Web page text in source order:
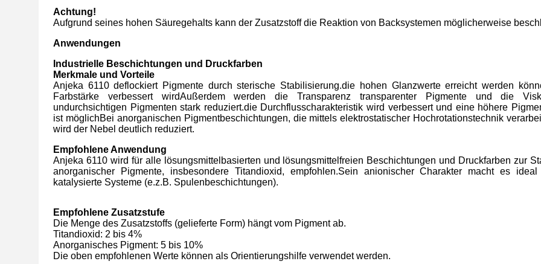
Achtung!
Aufgrund seines hohen Säuregehalts kann der Zusatzstoff die Reaktion von Backsystemen möglicherweise
Anwendungen
Industrielle Beschichtungen und Druckfarben
Merkmale und Vorteile
Anjeka 6110 deflockiert Pigmente durch sterische Stabilisierung.die hohen Glanzwerte erreicht werden
Farbstärke verbessert wirdAußerdem werden die Transparenz transparenter Pigmente und die
undurchsichtigen Pigmenten stark reduziert.die Durchflusscharakteristik wird verbessert und eine höhere
ist möglichBei anorganischen Pigmentbeschichtungen, die mittels elektrostatischer Hochrotationstechnik
wird der Nebel deutlich reduziert.
Empfohlene Anwendung
Anjeka 6110 wird für alle lösungsmittelbasierten und lösungsmittelfreien Beschichtungen und Druckfarben zur
anorganischer Pigmente, insbesondere Titandioxid, empfohlen.Sein anionischer Charakter macht es
katalysierte Systeme (e.z.B. Spulenbeschichtungen).
Empfohlene Zusatzstufe
Die Menge des Zusatzstoffs (gelieferte Form) hängt vom Pigment ab.
Titandioxid: 2 bis 4%
Anorganisches Pigment: 5 bis 10%
Die oben empfohlenen Werte können als Orientierungshilfe verwendet werden.